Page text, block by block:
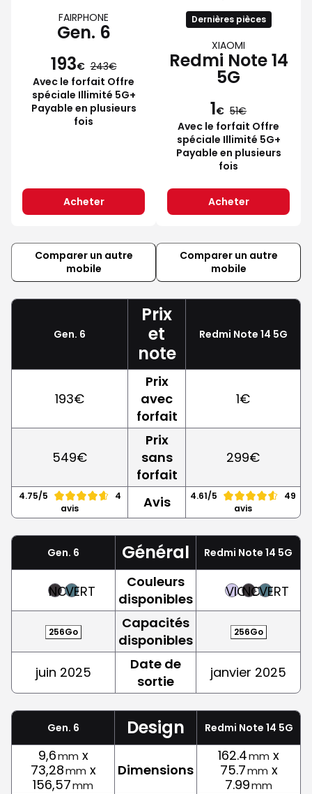
FAIRPHONE
Gen. 6
193€ 243
Avec le forfait Offre
spéciale Illimité 5G+
Payable en plusieurs
fois
Acheter
Dernières pièces
XIAOMI
Redmi Note 14
5G
1€ 51
Avec le forfait Offre
spéciale Illimité 5G+
Payable en plusieurs
fois
Acheter
Comparer un autre
mobile
Comparer un autre
mobile
Gen. 6
Prix
et
note
Redmi Note 14 5G
193€
Prix
avec
forfait
1€
549€
Prix
sans
forfait
299€
4.75/5
4
avis
Avis 4.61/5
49
avis
Gen. 6 Général Redmi Note 14 5G
NOIRVERT
Couleurs
disponibles
VIOLET
NOIRVERT
256Go
Capacités
disponibles
256Go
juin 2025
Date de
sortie
janvier 2025
Gen. 6 Design Redmi Note 14 5G
9,6mm x
73,28mm x
156,57mm
Dimensions
162.4mm x
75.7mm x
7.99mm